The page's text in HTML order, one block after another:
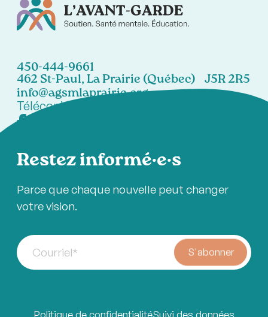
450-444-9661
462 St-Paul, La Prairie (Québec) J5R 2R5
info@agsmlaprairie.org
Télécopieur:
Restez informé·e·s
Parce que chaque nouvelle peut changer
votre vision.
Courriel* S'abonner
Politique de confidentialitéSuivi des données